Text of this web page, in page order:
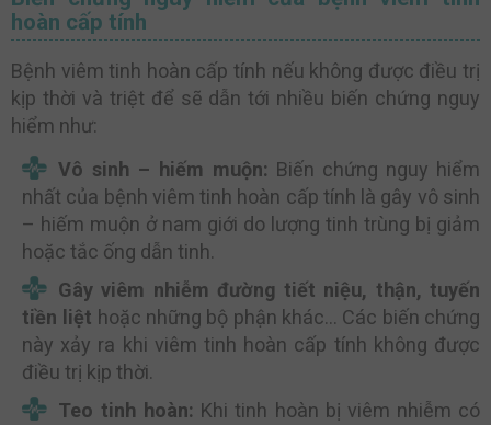
hoàn cấp tính
Bệnh viêm tinh hoàn cấp tính nếu không được điều trị
kịp thời và triệt để sẽ dẫn tới nhiều biến chứng nguy
hiểm như:
Vô sinh – hiếm muộn: Biến chứng nguy hiểm
nhất của bệnh viêm tinh hoàn cấp tính là gây vô sinh
– hiếm muộn ở nam giới do lượng tinh trùng bị giảm
hoặc tắc ống dẫn tinh.
Gây viêm nhiễm đường tiết niệu, thận, tuyến
tiền liệt hoặc những bộ phận khác… Các biến chứng
này xảy ra khi viêm tinh hoàn cấp tính không được
điều trị kịp thời.
Teo tinh hoàn: Khi tinh hoàn bị viêm nhiễm có